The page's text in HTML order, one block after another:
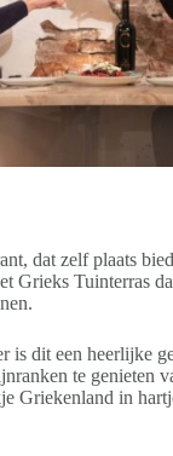
dat zelf plaats
Grieks Tuinterras
is dit een heerlijke
te genieten
Griekenland in